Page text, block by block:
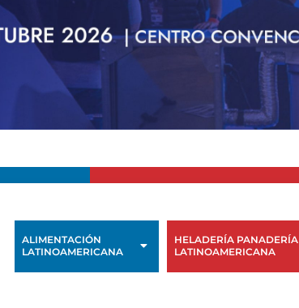
ALIMENTACIÓN
LATINOAMERICANA
HELADERÍA PANADERÍA
LATINOAMERICANA